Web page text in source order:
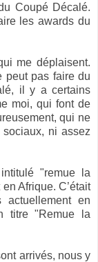
Coupé Décalé.
les awards du
me déplaisent.
peut pas faire du
il y a certains
moi, qui font de
qui ne
ni assez
"remue la
Afrique. C’était
en
titre "Remue la
arrivés, nous y